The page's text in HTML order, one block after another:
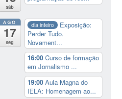
sáb
AGO
17
seg
dia inteiro
Exposição:
Perder Tudo.
Novament...
16:00Curso de formação
em Jornalismo ...
19:00Aula Magna do
IELA: Homenagem ao...